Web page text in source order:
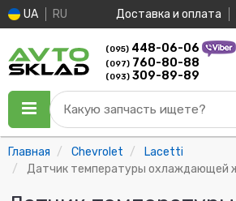
UA RU Доставка и оплата
(095) 448-06-06
(097) 760-80-88
(093) 309-89-89
Какую запчасть ищете?
Главная Chevrolet
Lacetti
Датчик температуры охлаждающей